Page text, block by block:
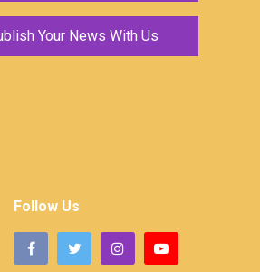
Your News With Us
Follow Us